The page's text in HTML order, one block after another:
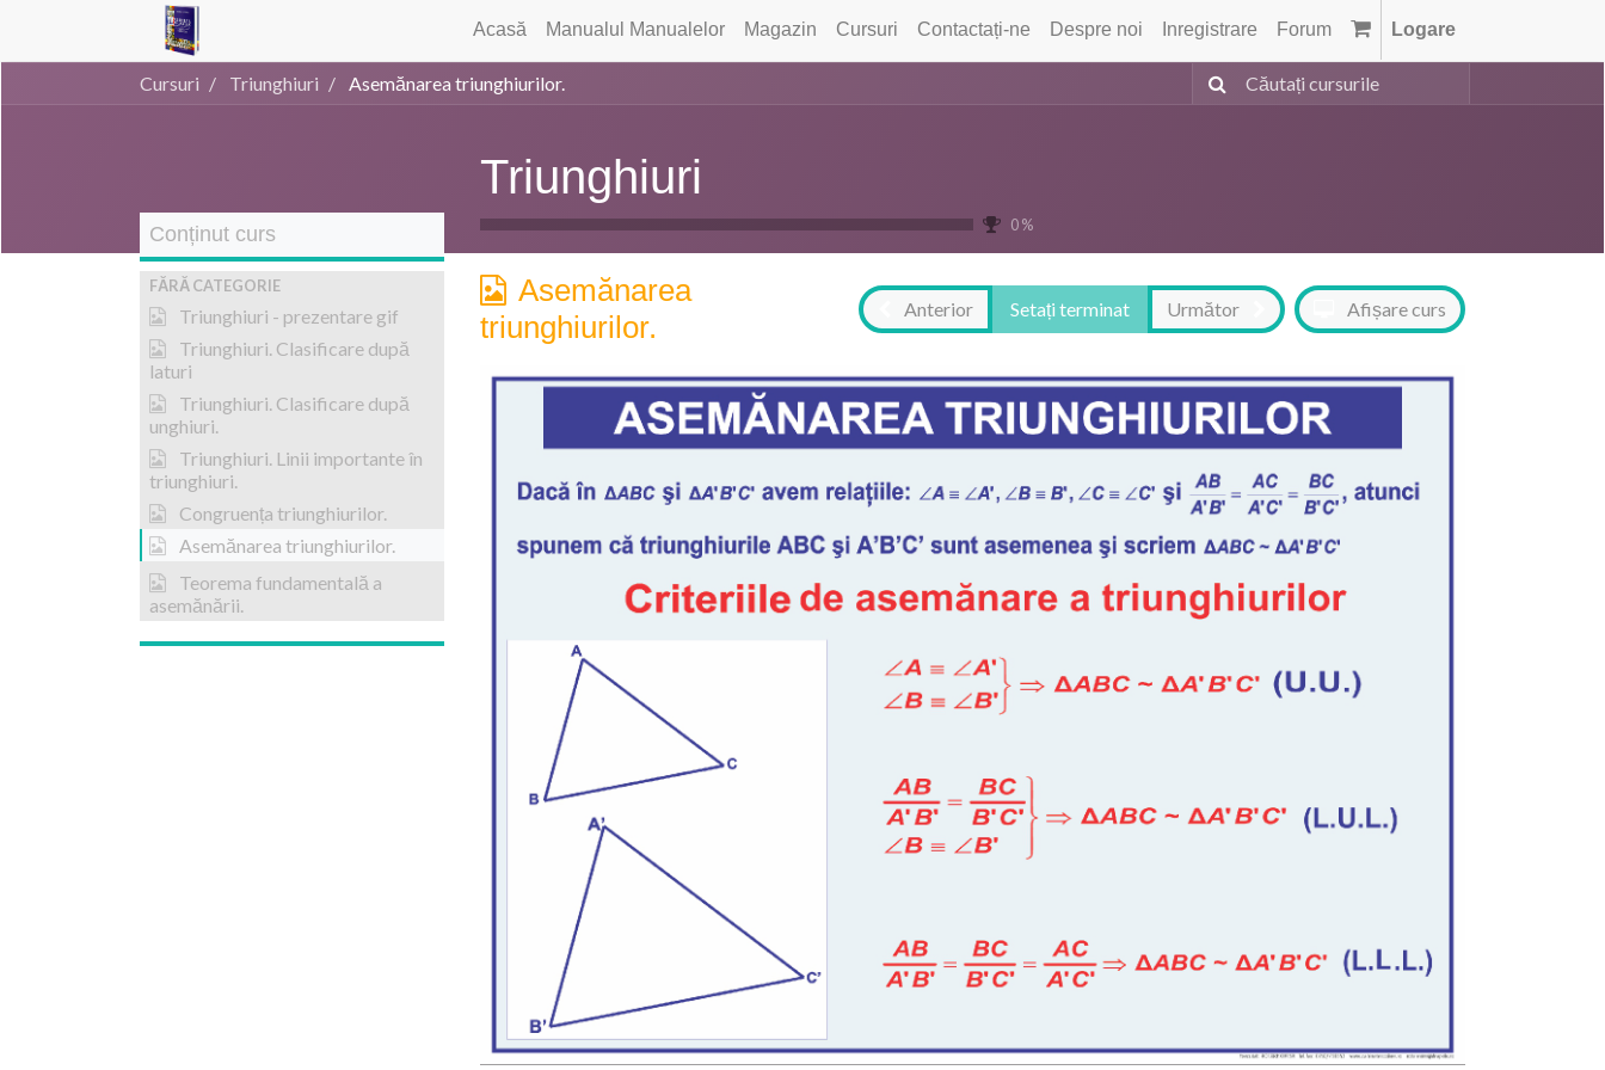
Acasă Manualul Manualelor Magazin Cursuri Contactați-ne Despre noi Inregistrare Forum Logare
Cursuri Triunghiuri Asemănarea triunghiurilor.
Triunghiuri
0 %
Conținut curs
FĂRĂ CATEGORIE
Triunghiuri - prezentare gif
Triunghiuri. Clasificare după
laturi
Triunghiuri. Clasificare după
unghiuri.
Triunghiuri. Linii importante în
triunghiuri.
Congruența triunghiurilor.
Asemănarea triunghiurilor.
Teorema fundamentală a
asemănării.
Asemănarea
triunghiurilor.
Anterior Setați terminat Următor Afișare curs